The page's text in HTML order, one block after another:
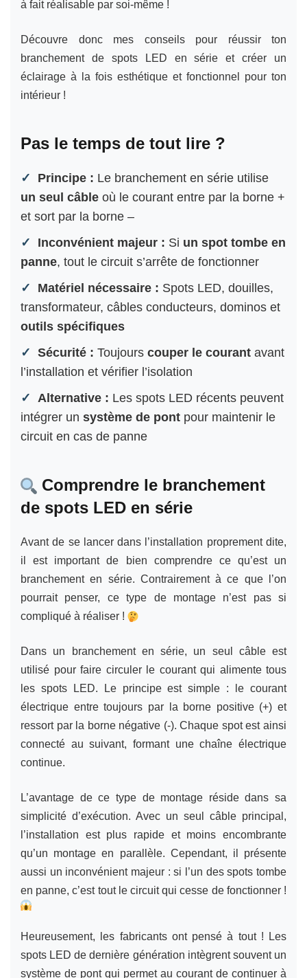
à fait réalisable par soi-même !
Découvre donc mes conseils pour réussir ton
branchement de spots LED en série et créer un
éclairage à la fois esthétique et fonctionnel pour ton
intérieur !
Pas le temps de tout lire ?
Principe : Le branchement en série utilise
un seul câble où le courant entre par la borne +
et sort par la borne –
Inconvénient majeur : Si un spot tombe en
panne, tout le circuit s’arrête de fonctionner
Matériel nécessaire : Spots LED, douilles,
transformateur, câbles conducteurs, dominos et
outils spécifiques
Sécurité : Toujours couper le courant avant
l’installation et vérifier l’isolation
Alternative : Les spots LED récents peuvent
intégrer un système de pont pour maintenir le
circuit en cas de panne
Comprendre le branchement
de spots LED en série
Avant de se lancer dans l’installation proprement dite,
il est important de bien comprendre ce qu’est un
branchement en série. Contrairement à ce que l’on
pourrait penser, ce type de montage n’est pas si
compliqué à réaliser !
Dans un branchement en série, un seul câble est
utilisé pour faire circuler le courant qui alimente tous
les spots LED. Le principe est simple : le courant
électrique entre toujours par la borne positive (+) et
ressort par la borne négative (-). Chaque spot est ainsi
connecté au suivant, formant une chaîne électrique
continue.
L’avantage de ce type de montage réside dans sa
simplicité d’exécution. Avec un seul câble principal,
l’installation est plus rapide et moins encombrante
qu’un montage en parallèle. Cependant, il présente
aussi un inconvénient majeur : si l’un des spots tombe
en panne, c’est tout le circuit qui cesse de fonctionner !
Heureusement, les fabricants ont pensé à tout ! Les
spots LED de dernière génération intègrent souvent un
système de pont qui permet au courant de continuer à